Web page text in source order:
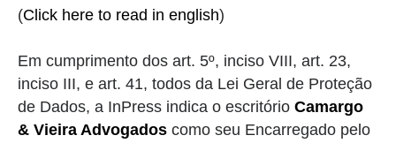
(Click here to read in english)
Em cumprimento dos art. 5º, inciso VIII, art. 23,
inciso III, e art. 41, todos da Lei Geral de Proteção
de Dados, a InPress indica o escritório Camargo
& Vieira Advogadoscomo seu Encarregado pelo